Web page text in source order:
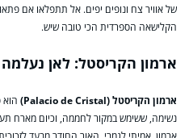
של אוויר צח ונופים יפים. אל תתפלאו אם
הקלישאה הספרדית הכי טובה שיש.
ארמון הקריסטל: לאן
ארמון הקריסטל (Palacio de Cristal)
הוא
נשימה, ששימש במקור לחממה, וכיום מארח